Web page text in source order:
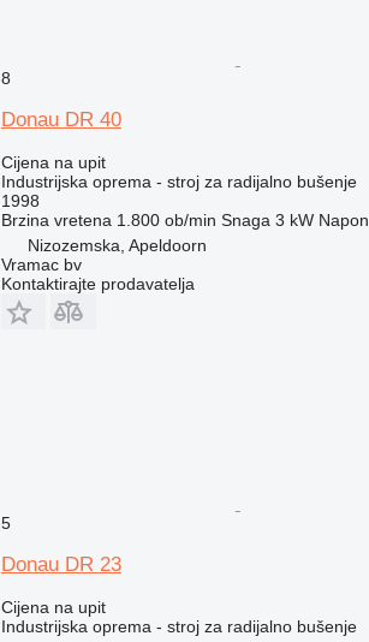
8
Donau DR 40
Cijena na upit
Industrijska oprema - stroj za radijalno bušenje
1998
Brzina vretena 1.800 ob/min Snaga 3 kW Napon
Nizozemska, Apeldoorn
Vramac bv
Kontaktirajte prodavatelja
5
Donau DR 23
Cijena na upit
Industrijska oprema - stroj za radijalno bušenje